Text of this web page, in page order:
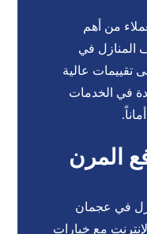
من أهم
المنازل في
تقييمات عالية
في الخدمات
المرن
في عجمان
مع خيارات